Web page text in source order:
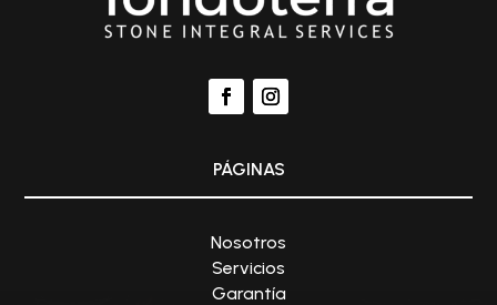
PÁGINAS
Nosotros
Servicios
Garantía